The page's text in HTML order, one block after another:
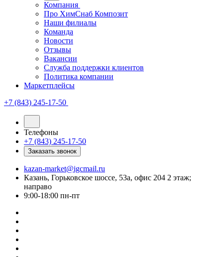
Компания
Про ХимСнаб Композит
Наши филиалы
Команда
Новости
Отзывы
Вакансии
Служба поддержки клиентов
Политика компании
Маркетплейсы
+7 (843) 245-17-50
Телефоны
+7 (843) 245-17-50
Заказать звонок
kazan-market@igcmail.ru
Казань, ​Горьковское шоссе, 53а, офис 204 2 этаж;
направо
9:00-18:00 пн-пт